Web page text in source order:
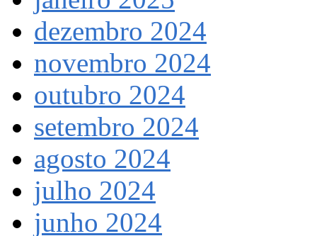
dezembro 2024
novembro 2024
outubro 2024
setembro 2024
agosto 2024
julho 2024
junho 2024